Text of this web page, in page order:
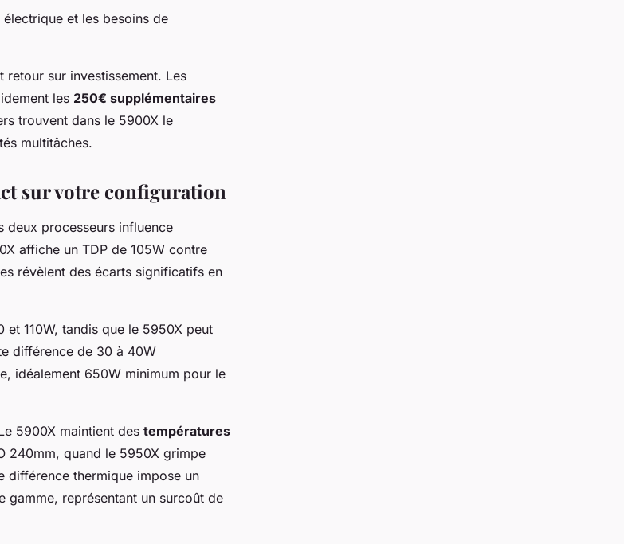
et les besoins de
sur investissement. Les
les 250€ supplémentaires
trouvent dans le 5900X le
multitâches.
sur votre configuration
deux processeurs influence
affiche un TDP de 105W contre
révèlent des écarts significatifs en
110W, tandis que le 5950X peut
différence de 30 à 40W
idéalement 650W minimum pour le
5900X maintient des températures
240mm, quand le 5950X grimpe
différence thermique impose un
gamme, représentant un surcoût de